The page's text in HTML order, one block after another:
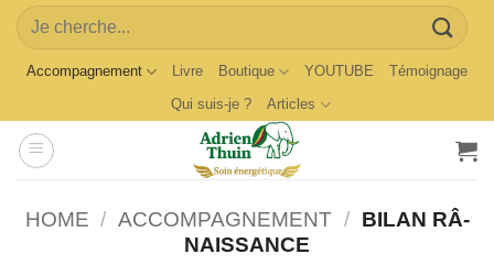
Skip
content
Search
for:
Accompagnement Livre Boutique YOUTUBE
Témoignage
Qui suis-je ?
Articles
HOME / ACCOMPAGNEMENT / BILAN RÂ-
NAISSANCE